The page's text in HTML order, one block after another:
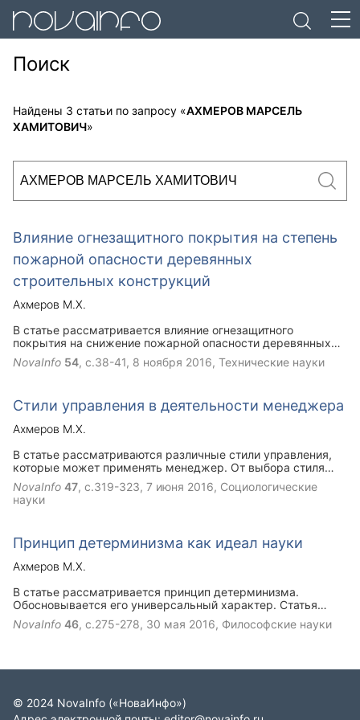
Поиск
Найдены 3 статьи по запросу «АХМЕРОВ МАРСЕЛЬ
ХАМИТОВИЧ»
Влияние огнезащитного покрытия на степень
пожарной опасности деревянных
строительных конструкций
Ахмеров М.Х.
В статье рассматривается влияние огнезащитного
покрытия на снижение пожарной опасности деревянных
строительных конструкций. Приведены результаты и
методы испытания древесины на различные свойства,
вспучивающееся покрытие может быть использовано на
комплекса Российской Федерации.
NovaInfo 54, с.38-41, 8 ноября 2016, Технические науки
Стили управления в деятельности менеджера
Ахмеров М.Х.
В статье рассматриваются различные стили управления,
которые может применять менеджер. От выбора стиля
руководства зависит не только авторитет руководителя и
эффективность его работы, но так же атмосфера в
коллективе и взаимоотношения между подчиненными и
NovaInfo 47, с.319-323, 7 июня 2016, Социологические
науки
Принцип детерминизма как идеал науки
Ахмеров М.Х.
В статье рассматривается принцип детерминизма.
Обосновывается его универсальный характер. Статья
содержит критику философии конструктивизма.
NovaInfo 46, с.275-278, 30 мая 2016, Философские науки
© 2024 NovaInfo («НоваИнфо»)